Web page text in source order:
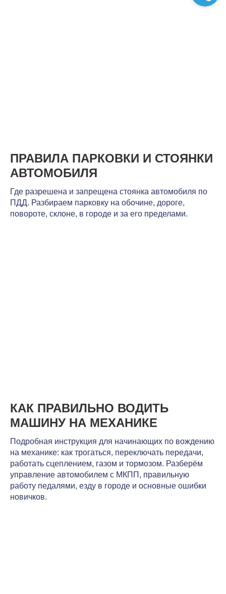
ПРАВИЛА ПАРКОВКИ И СТОЯНКИ
АВТОМОБИЛЯ
Где разрешена и запрещена стоянка автомобиля по
ПДД. Разбираем парковку на обочине, дороге,
повороте, склоне, в городе и за его пределами.
КАК ПРАВИЛЬНО ВОДИТЬ
МАШИНУ НА МЕХАНИКЕ
Подробная инструкция для начинающих по вождению
на механике: как трогаться, переключать передачи,
работать сцеплением, газом и тормозом. Разберём
управление автомобилем с МКПП, правильную
работу педалями, езду в городе и основные ошибки
новичков.